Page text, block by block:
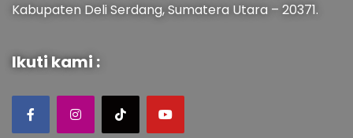
Kabupaten Deli Serdang, Sumatera Utara – 20371.
Ikuti kami :